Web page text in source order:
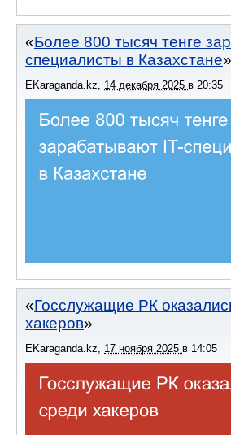
Более 800 тысяч тенге
специалисты в Казахстане
EKaraganda.kz 14 декабря 2025 в 20:35
Госслужащие РК
хакеров
EKaraganda.kz, 17 ноября 2025 в 14:05